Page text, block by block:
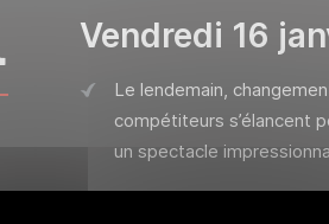
Vendredi 16
Le lendemain,
compétiteurs s’élancent
un spectacle